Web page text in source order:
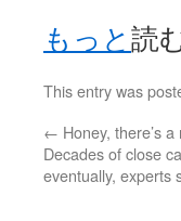
もっと読
This entry was
← Honey, there’s
Decades of close
eventually, experts